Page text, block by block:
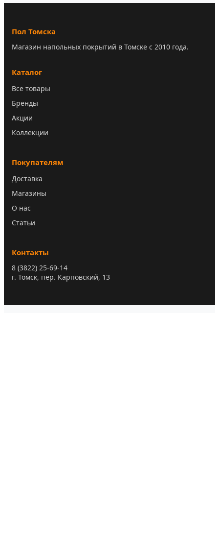
Пол Томска
Магазин напольных покрытий в Томске с 2010 года.
Каталог
Все товары
Бренды
Акции
Коллекции
Покупателям
Доставка
Магазины
О нас
Статьи
Контакты
8 (3822) 25-69-14
г. Томск, пер. Карповский, 13